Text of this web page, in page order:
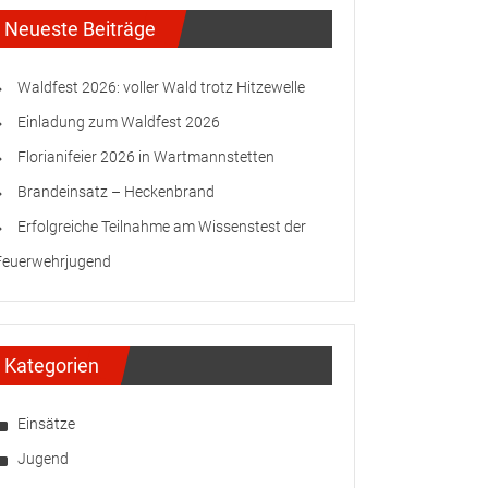
Neueste Beiträge
Waldfest 2026: voller Wald trotz Hitzewelle
Einladung zum Waldfest 2026
Florianifeier 2026 in Wartmannstetten
Brandeinsatz – Heckenbrand
Erfolgreiche Teilnahme am Wissenstest der
Kategorien
Einsätze
Jugend